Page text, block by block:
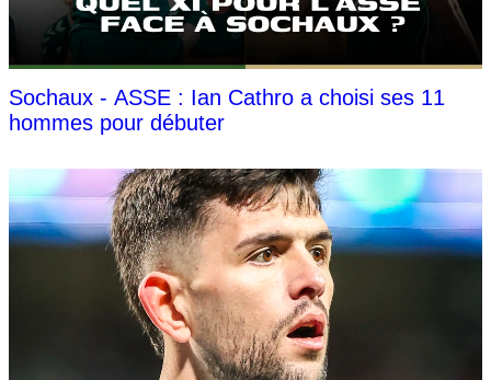
Sochaux - ASSE : Ian Cathro a choisi ses 11
hommes pour débuter